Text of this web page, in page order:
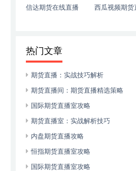
信达期货在线直播 西瓜视频期货
热门文章
期货直播：实战技巧解析
期货直播间：期货直播精选策略
国际期货直播室攻略
期货直播室：实战解析技巧
内盘期货直播攻略
恒指期货直播室攻略
国际期货直播室攻略